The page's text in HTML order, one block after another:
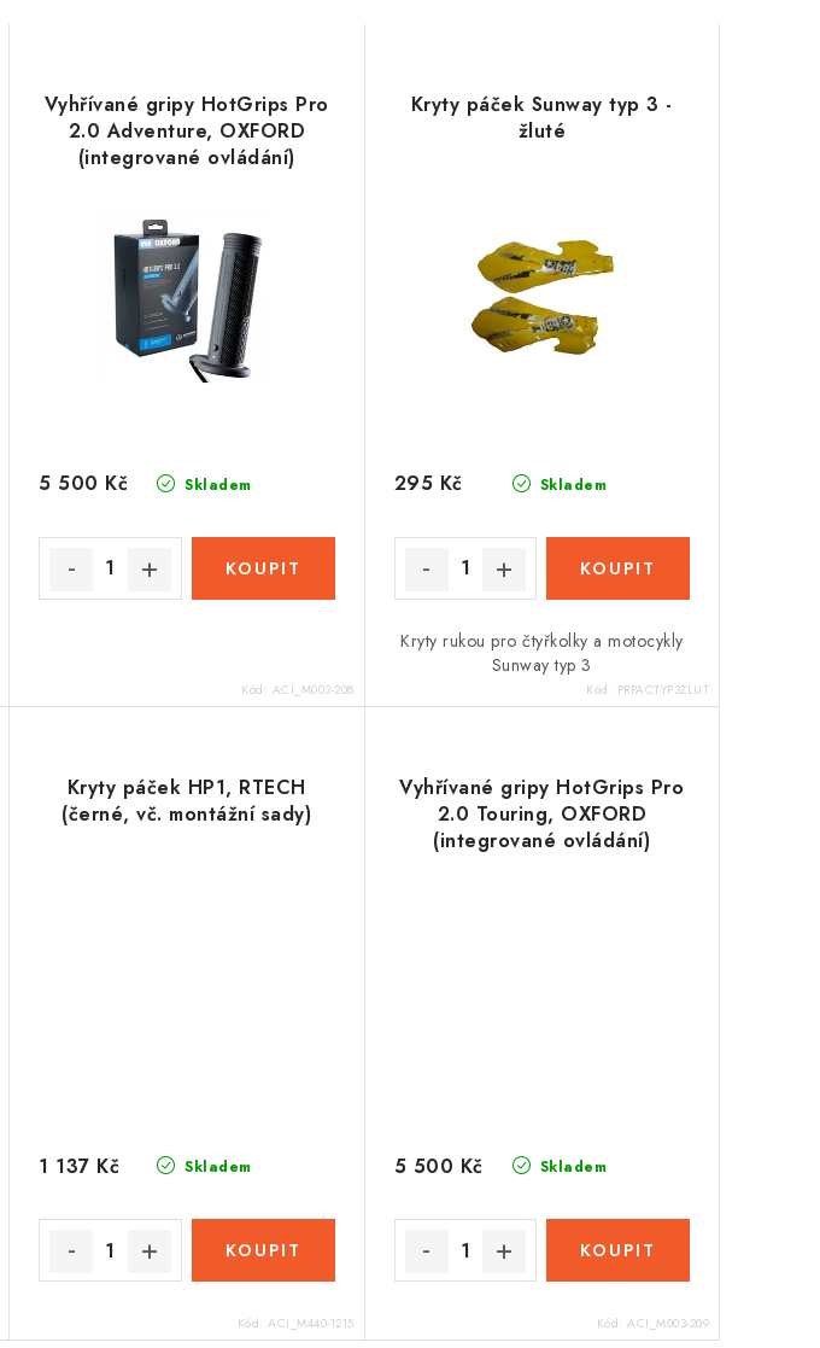
Vyhřívané gripy HotGrips Pro
2.0 Adventure, OXFORD
(integrované ovládání)
Skladem
5 500 Kč
Kód: ACI_M003-208
Kryty páček Sunway typ 3 -
žluté
Skladem
295 Kč
Kryty rukou pro čtyřkolky a motocykly
Sunway typ 3
Kód: PRPACTYP3ZLUT
Kryty páček HP1, RTECH
(černé, vč. montážní sady)
Skladem
1 137 Kč
Kód: ACI_M440-1215
Vyhřívané gripy HotGrips Pro
2.0 Touring, OXFORD
(integrované ovládání)
Skladem
5 500 Kč
Kód: ACI_M003-209